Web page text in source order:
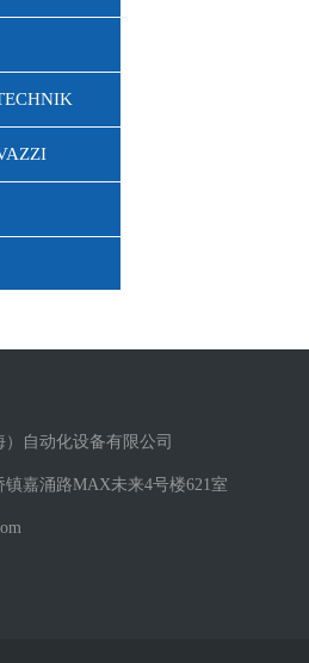
自动化设备有限公司
嘉涌路MAX未来4号楼621室